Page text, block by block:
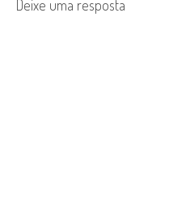
n
Deixe uma resposta